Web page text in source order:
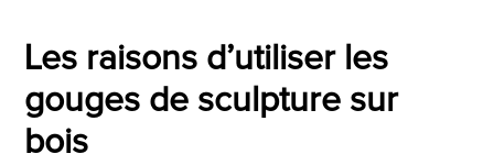
Les raisons d’utiliser les
gouges de sculpture sur
bois